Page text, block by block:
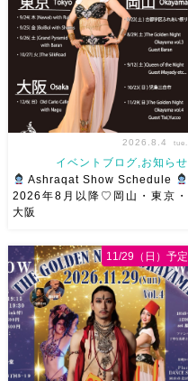
です♡皆様にお会いできますよ
うに
ご予約はメッセージく
ださい
お待ちしています
Ashraqat Show Schedule
岡山・8/22(土) […]
2026.8.4 tue.
イベントブログ,お知らせ
Ashraqat Show Schedule
2026年8月以降♡岡山・東京・
大阪
11/29（日）予定